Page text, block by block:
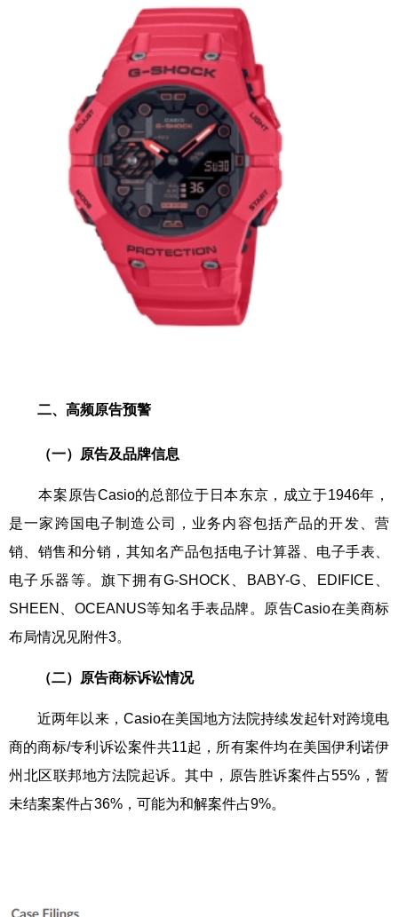
二、高频原告预警
（一）原告及品牌信息
本案原告Casio的总部位于日本东京，成立于1946年，
是一家跨国电子制造公司，业务内容包括产品的开发、营
销、销售和分销，其知名产品包括电子计算器、电子手表、
电子乐器等。旗下拥有G-SHOCK、BABY-G、EDIFICE、
SHEEN、OCEANUS等知名手表品牌。原告Casio在美商标
布局情况见附件3。
（二）原告商标诉讼情况
近两年以来，Casio在美国地方法院持续发起针对跨境电
商的商标/专利诉讼案件共11起，所有案件均在美国伊利诺伊
州北区联邦地方法院起诉。其中，原告胜诉案件占55%，暂
未结案案件占36%，可能为和解案件占9%。